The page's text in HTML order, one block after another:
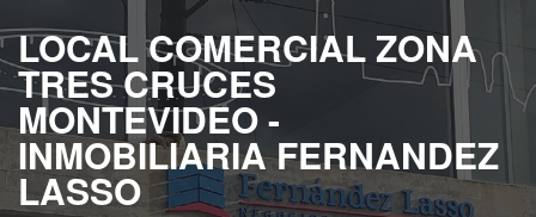
LOCAL COMERCIAL ZONA
TRES CRUCES
MONTEVIDEO -
INMOBILIARIA FERNANDEZ
LASSO